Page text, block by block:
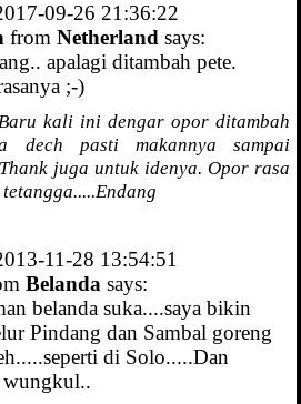
09-26 21:36:22
from Netherland says:
apalagi ditambah pete.
;-)
kali ini dengar opor ditambah
dech pasti makannya sampai
juga untuk idenya. Opor rasa
11-28 13:54:51
Belanda says:
belanda suka....saya bikin
Pindang dan Sambal goreng
di Solo.....Dan
wungkul..